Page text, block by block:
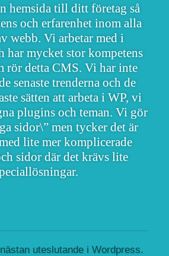
hemsida till ditt företag så
och erfarenhet inom alla
webb. Vi arbetar med i
har mycket stor kompetens
rör detta CMS. Vi har inte
senaste trenderna och de
sätten att arbeta i WP, vi
plugins och teman. Vi gör
sidor\” men tycker det är
lite mer komplicerade
sidor där det krävs lite
uteslutande i Wordpress.